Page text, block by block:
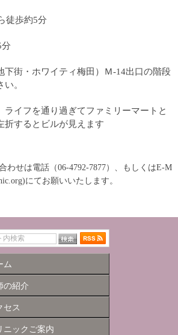
徒歩約5分
下街・ホワイティ梅田）Ｍ-14出口の階段
。
ライフを通り過ぎてファミリーマートと
折するとビルが見えます
わせは電話（06-4792-7877）、もしくはE-M
にてお願いいたします。
ム
の紹介
セス
ニックご案内